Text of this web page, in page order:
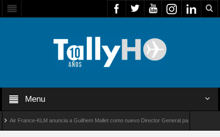
Menu
France-KLM anuncia a Guilhem Mallet como nuevo Director General para América Latina